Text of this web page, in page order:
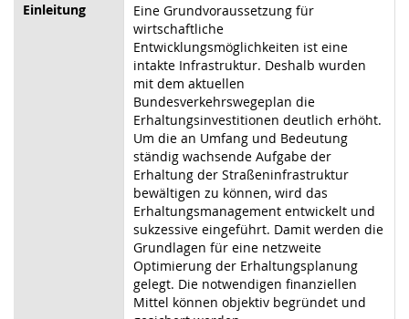
Einleitung
Eine Grundvoraussetzung für
wirtschaftliche
Entwicklungsmöglichkeiten ist eine
intakte Infrastruktur. Deshalb wurden
mit dem aktuellen
Bundesverkehrswegeplan die
Erhaltungsinvestitionen deutlich erhöht.
Um die an Umfang und Bedeutung
ständig wachsende Aufgabe der
Erhaltung der Straßeninfrastruktur
bewältigen zu können, wird das
Erhaltungsmanagement entwickelt und
sukzessive eingeführt. Damit werden die
Grundlagen für eine netzweite
Optimierung der Erhaltungsplanung
gelegt. Die notwendigen finanziellen
Mittel können objektiv begründet und